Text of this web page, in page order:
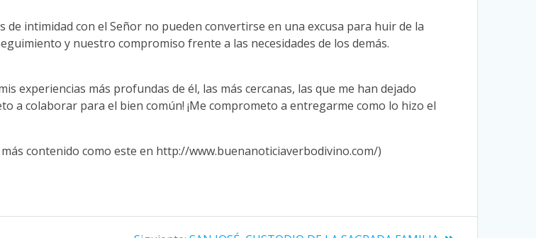
intimidad con el Señor no pueden convertirse en una excusa para huir de la
y nuestro compromiso frente a las necesidades de los demás.
experiencias más profundas de él, las más cercanas, las que me han dejado
a colaborar para el bien común! ¡Me comprometo a entregarme como lo hizo el
contenido como este en http://www.buenanoticiaverbodivino.com/)